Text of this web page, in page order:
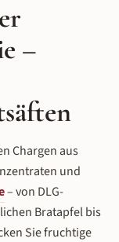
–
Chargen aus
und
– von DLG-
Bratapfel bis
Sie fruchtige